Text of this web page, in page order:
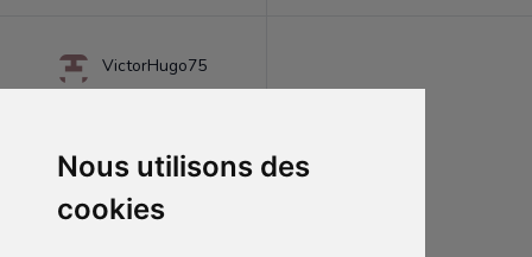
Nous utilisons des
cookies
VictorHugo75